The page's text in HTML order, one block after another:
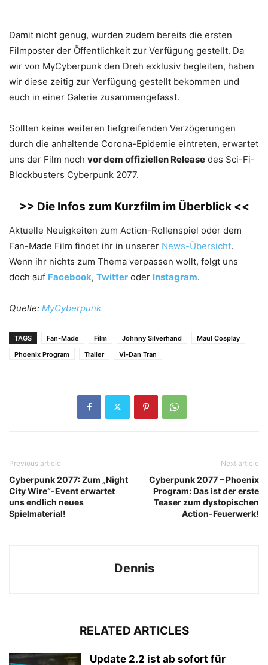
Damit nicht genug, wurden zudem bereits die ersten
Filmposter der Öffentlichkeit zur Verfügung gestellt. Da
wir von MyCyberpunk den Dreh exklusiv begleiten, haben
wir diese zeitig zur Verfügung gestellt bekommen und
euch in einer Galerie zusammengefasst.
Sollten keine weiteren tiefgreifenden Verzögerungen
durch die anhaltende Corona-Epidemie eintreten, erwartet
uns der Film noch vor dem offiziellen Release des Sci-Fi-
Blockbusters Cyberpunk 2077.
>> Die Infos zum Kurzfilm im Überblick <<
Aktuelle Neuigkeiten zum Action-Rollenspiel oder dem
Fan-Made Film findet ihr in unserer News-Übersicht.
Wenn ihr nichts zum Thema verpassen wollt, folgt uns
doch auf Facebook, Twitter oder Instagram.
Quelle: MyCyberpunk
TAGS Fan-Made Film Johnny Silverhand
Maul Cosplay
Phoenix Program
Trailer Vi-Dan Tran
Previous article
Cyberpunk 2077: Zum „Night
City Wire“-Event erwartet
uns endlich neues
Spielmaterial!
Next article
Cyberpunk 2077 – Phoenix
Program: Das ist der erste
Teaser zum dystopischen
Action-Feuerwerk!
Dennis
RELATED ARTICLES
Update 2.2 ist ab sofort für